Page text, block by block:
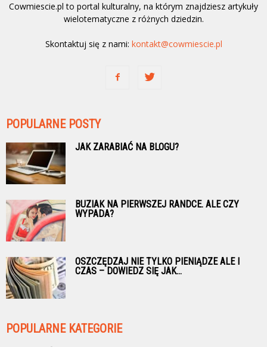
Cowmiescie.pl to portal kulturalny, na którym znajdziesz artykuły
wielotematyczne z różnych dziedzin.
Skontaktuj się z nami: kontakt@cowmiescie.pl
POPULARNE POSTY
JAK ZARABIAĆ NA BLOGU?
BUZIAK NA PIERWSZEJ RANDCE. ALE CZY
WYPADA?
OSZCZĘDZAJ NIE TYLKO PIENIĄDZE ALE I
CZAS – DOWIEDZ SIĘ JAK...
POPULARNE KATEGORIE